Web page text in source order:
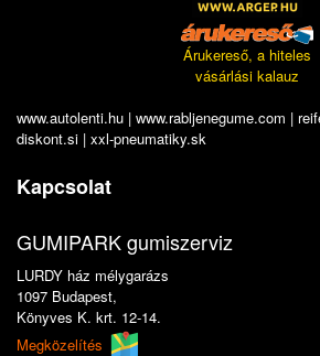
Árukereső, a hiteles
vásárlási kalauz
www.autolenti.hu | www.rabljenegume.com |
diskont.si | xxl-pneumatiky.sk
Kapcsolat
GUMIPARK gumiszerviz
LURDY ház mélygarázs
1097 Budapest,
Könyves K. krt. 12-14.
Megközelítés